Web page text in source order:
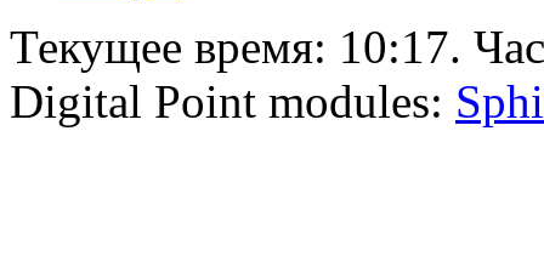
Текущее время: 10:17.
Digital Point modules: